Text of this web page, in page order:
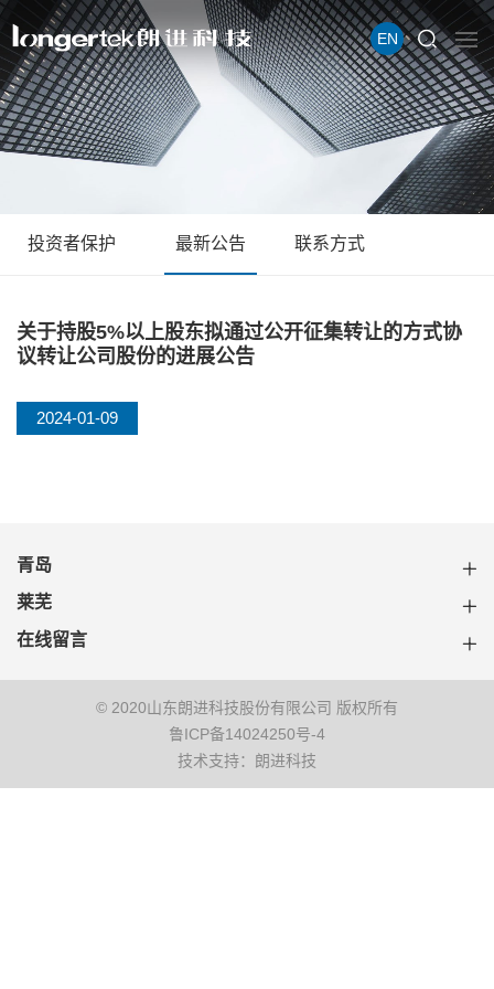
EN
投资者保护 最新公告 联系方式
关于持股5%以上股东拟通过公开征集转让的方式协
议转让公司股份的进展公告
2024-01-09
青岛
莱芜
在线留言
© 2020山东朗进科技股份有限公司 版权所有
鲁ICP备14024250号-4
技术支持：朗进科技